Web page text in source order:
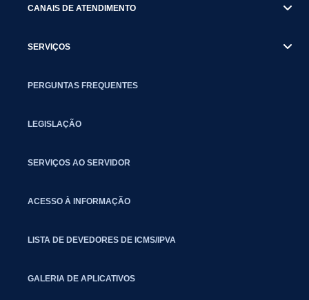
CANAIS DE ATENDIMENTO
SERVIÇOS
PERGUNTAS FREQUENTES
LEGISLAÇÃO
SERVIÇOS AO SERVIDOR
ACESSO À INFORMAÇÃO
LISTA DE DEVEDORES DE ICMS/IPVA
GALERIA DE APLICATIVOS